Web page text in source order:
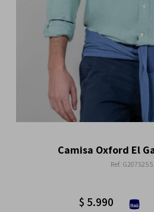
Camisa Oxford El
$ 5.990